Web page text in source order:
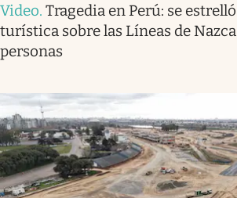
Video. Tragedia en Perú: se
turística sobre las Líneas de
personas